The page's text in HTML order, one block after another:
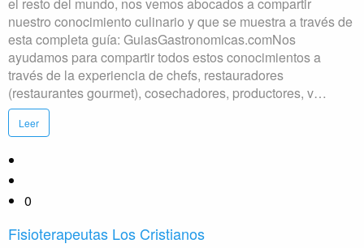
el resto del mundo, nos vemos abocados a compartir
nuestro conocimiento culinario y que se muestra a través de
esta completa guía: GuiasGastronomicas.comNos
ayudamos para compartir todos estos conocimientos a
través de la experiencia de chefs, restauradores
(restaurantes gourmet), cosechadores, productores, v…
Leer
0
Fisioterapeutas Los Cristianos